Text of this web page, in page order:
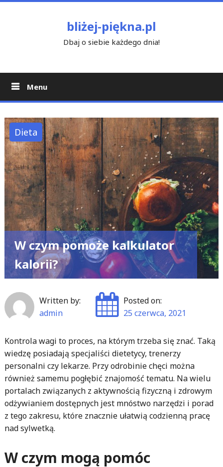
bliżej-piękna.pl
Dbaj o siebie każdego dnia!
Menu
Dieta
W czym pomoże kalkulator
kalorii?
Written by:
admin
Posted on:
25 czerwca, 2021
Kontrola wagi to proces, na którym trzeba się znać. Taką
wiedzę posiadają specjaliści dietetycy, trenerzy
personalni czy lekarze. Przy odrobinie chęci można
również samemu pogłębić znajomość tematu. Na wielu
portalach związanych z aktywnością fizyczną i zdrowym
odżywianiem dostępnych jest mnóstwo narzędzi i porad
z tego zakresu, które znacznie ułatwią codzienną pracę
nad sylwetką.
W czym mogą pomóc